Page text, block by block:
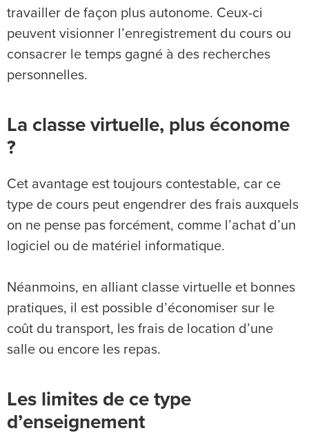
travailler de façon plus autonome. Ceux-ci
peuvent visionner l’enregistrement du cours ou
consacrer le temps gagné à des recherches
personnelles.
La classe virtuelle, plus économe
?
Cet avantage est toujours contestable, car ce
type de cours peut engendrer des frais auxquels
on ne pense pas forcément, comme l’achat d’un
logiciel ou de matériel informatique.
Néanmoins, en alliant classe virtuelle et bonnes
pratiques, il est possible d’économiser sur le
coût du transport, les frais de location d’une
salle ou encore les repas.
Les limites de ce type
d’enseignement